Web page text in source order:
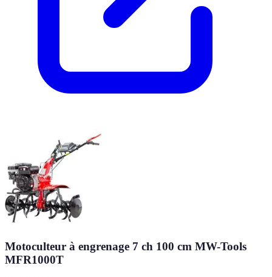
Motoculteur à engrenage 7 ch 100 cm MW-Tools
MFR1000T